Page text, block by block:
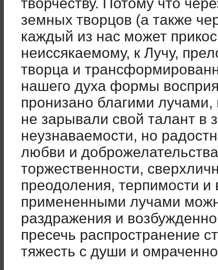
земных творцов (а также
каждый из нас может
неиссякаемому, к Лучу,
творца и
нашего духа формы
пронизано благими
не зарывали свой талант
неузнаваемости, но
любви и
торжественности,
преодоления, терпимости
примененными лучами
раздражения и
пресечь распространение
тяжесть с души и